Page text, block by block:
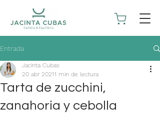
Entrada
Tarta de zucchini,
zanahoria y cebolla
Jacinta Cubas
20 abr 20211 min de lectura